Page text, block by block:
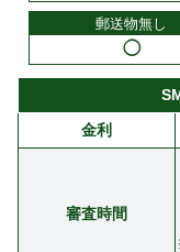
郵送物無し
◯
金利
審査時間